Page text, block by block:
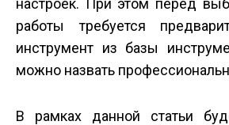
настроек. При этом перед
работы требуется
инструмент из базы
можно назвать
В рамках данной статьи